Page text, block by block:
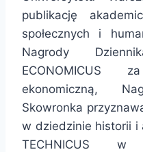
publikację
społecznych i
Nagrody
ECONOMICUS
ekonomiczną,
Skowronka
w dziedzinie historii i
TECHNICUS w